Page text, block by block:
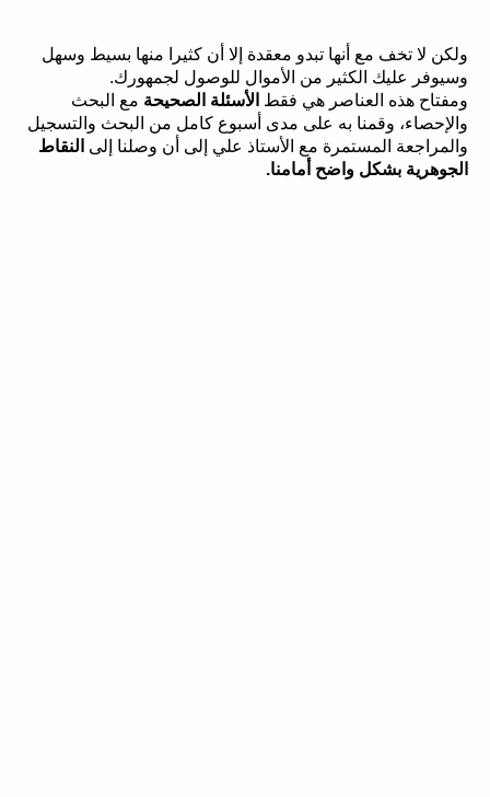
ولكن لا تخف مع أنها تبدو معقدة إلا أن كثيرا منها بسيط وسهل
وسيوفر عليك الكثير من الأموال للوصول لجمهورك.
ومفتاح هذه العناصر هي فقط الأسئلة الصحيحة مع البحث
والإحصاء، وقمنا به على مدى أسبوع كامل من البحث والتسجيل
والمراجعة المستمرة مع الأستاذ علي إلى أن وصلنا إلى النقاط
الجوهرية بشكل واضح أمامنا.